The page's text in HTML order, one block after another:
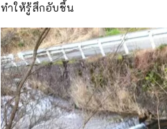
ทำให้รู้สึกอับชื้น